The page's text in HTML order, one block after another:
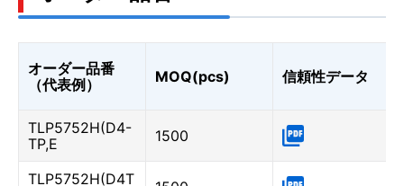
オーダー品番
（代表例）
MOQ(pcs) 信頼性データ
TLP5752H(D4-
TP,E
1500
TLP5752H(D4T